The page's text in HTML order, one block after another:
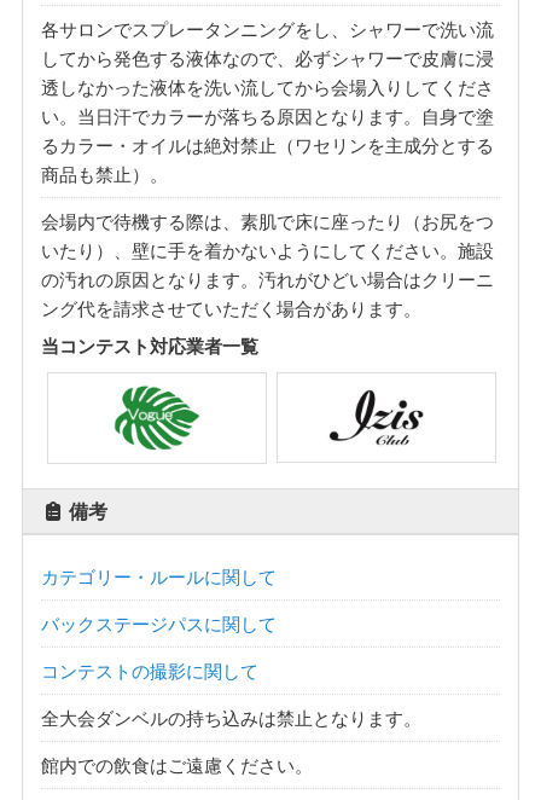
各サロンでスプレータンニングをし、シャワーで洗い流
してから発色する液体なので、必ずシャワーで皮膚に浸
透しなかった液体を洗い流してから会場入りしてくださ
い。当日汗でカラーが落ちる原因となります。自身で塗
るカラー・オイルは絶対禁止（ワセリンを主成分とする
商品も禁止）。
会場内で待機する際は、素肌で床に座ったり（お尻をつ
いたり）、壁に手を着かないようにしてください。施設
の汚れの原因となります。汚れがひどい場合はクリーニ
ング代を請求させていただく場合があります。
当コンテスト対応業者一覧
備考
カテゴリー・ルールに関して
バックステージパスに関して
コンテストの撮影に関して
全大会ダンベルの持ち込みは禁止となります。
館内での飲食はご遠慮ください。